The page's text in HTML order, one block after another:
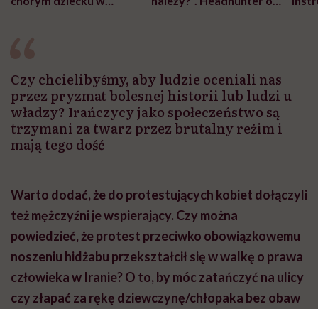
Czy chcielibyśmy, aby ludzie oceniali nas
przez pryzmat bolesnej historii lub ludzi u
władzy? Irańczycy jako społeczeństwo są
trzymani za twarz przez brutalny reżim i
mają tego dość
Warto dodać, że do protestujących kobiet dołączyli
też mężczyźni je wspierający. Czy można
powiedzieć, że protest przeciwko obowiązkowemu
noszeniu hidżabu przekształcił się w walkę o prawa
człowieka w Iranie? O to, by móc zatańczyć na ulicy
czy złapać za rękę dziewczynę/chłopaka bez obaw